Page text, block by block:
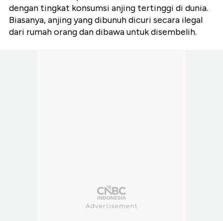
dengan tingkat konsumsi anjing tertinggi di dunia.
Biasanya, anjing yang dibunuh dicuri secara ilegal
dari rumah orang dan dibawa untuk disembelih.